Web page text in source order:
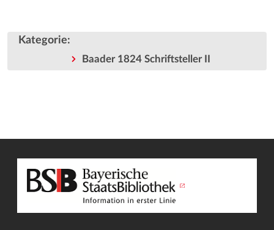
Kategorie:
Baader 1824 Schriftsteller II